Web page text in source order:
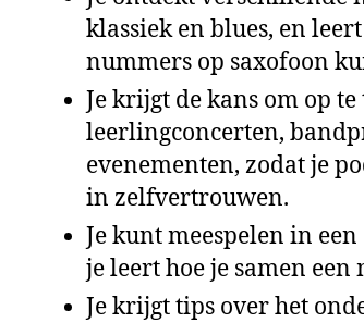
klassiek en blues, en
nummers op saxofoon
Je krijgt de kans om op
leerlingconcerten,
evenementen, zodat je
in zelfvertrouwen.
Je kunt meespelen in
je leert hoe je samen een
Je krijgt tips over het